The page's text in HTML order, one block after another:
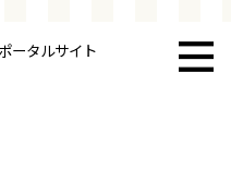
ータルサイト